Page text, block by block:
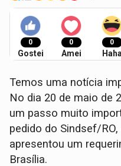
0
Gostei
0
Amei
0
Haha
Temos uma notícia
No dia 20 de maio de
um passo muito
pedido do Sindsef/
apresentou um
Brasília.